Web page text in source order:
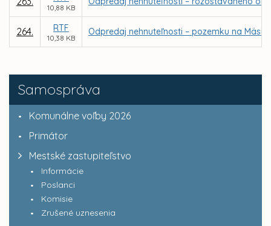
Samospráva
Komunálne voľby 2026
Primátor
Mestské zastupiteľstvo
Informácie
Poslanci
Komisie
Zrušené uznesenia
10,88 KB
264. RTF
10,38 KB
Odpredaj nehnuteľnosti – pozemku na